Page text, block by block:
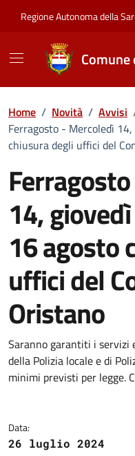
Regione Autonoma della
Home / Novità / Avvisi
Ferragosto - Mercoledì
chiusura degli uffici del
14,
16 agosto
uffici del
Oristano
Dettagli
Saranno garantiti i servizi
della Polizia locale e di
minimi previsti per legge.
Data:
26 luglio 2024